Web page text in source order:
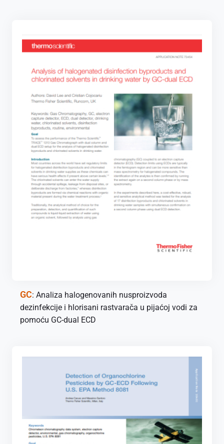
GC: Analiza halogenovanih nusproizvoda
dezinfekcije i hlorisani rastvarača u pijaćoj vodi za
pomoću GC-dual ECD